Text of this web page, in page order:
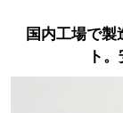
国内工場で
ト